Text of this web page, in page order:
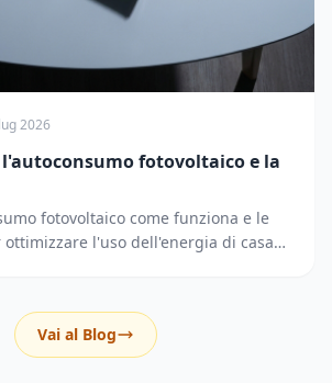
2026
l'autoconsumo fotovoltaico e la
fotovoltaico come funziona e le
l'uso dell'energia di casa
Vai al Blog